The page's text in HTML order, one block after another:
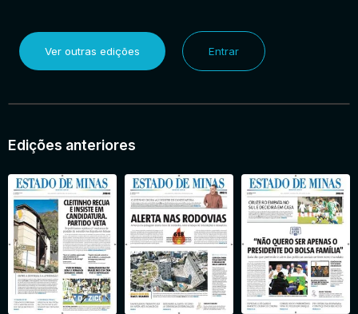
Ver outras edições Entrar
Edições anteriores